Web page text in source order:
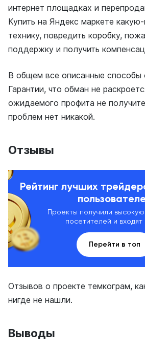
интернет площадках и
Купить на Яндекс маркете
технику, повредить коробку,
поддержку и получить
В общем все описанные способы
Гарантии, что обман не
ожидаемого профита не
проблем нет никакой.
Отзывы
Рейтинг лучших
Проекты получили
посетителей и входят
Перейти в топ
Отзывов о проекте темкограм,
нигде не нашли.
Выводы